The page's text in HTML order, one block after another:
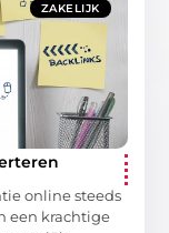
ZAKELIJK
online steeds
een krachtige